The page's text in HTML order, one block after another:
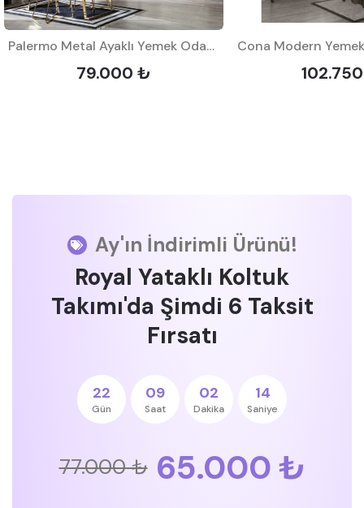
Palermo Metal Ayaklı Yemek Odası (Beyaz)
79.000 ₺
Cona Modern Yemek
Ay'ın İndirimli Ürünü!
Royal Yataklı Koltuk
Takımı'da Şimdi 6 Taksit
Fırsatı
22
Gün
09
Saat
02
Dakika
13
Saniye
77.000 ₺ 65.000 ₺